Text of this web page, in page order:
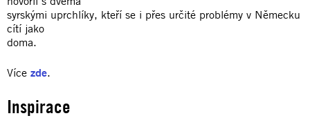
syrskými uprchlíky, kteří se i přes určité problémy v Německu
cítí jako
doma.
Více zde.
Inspirace